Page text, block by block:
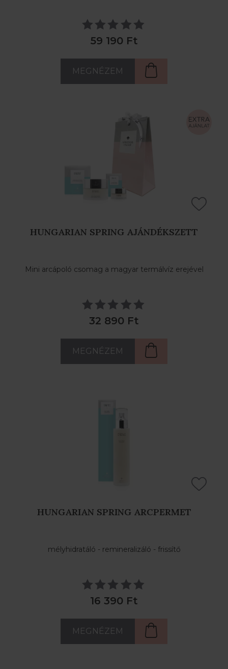
59 190 Ft
MEGNÉZEM
HUNGARIAN SPRING AJÁNDÉKSZETT
Mini arcápoló csomag a magyar termálvíz erejével
32 890 Ft
MEGNÉZEM
HUNGARIAN SPRING ARCPERMET
mélyhidratáló - remineralizáló - frissítő
16 390 Ft
MEGNÉZEM